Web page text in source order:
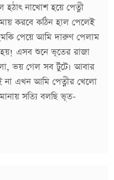
নাখোশ হয়ে পেত্নী
করবে কঠিন হাল পেলেই
পেয়ে আমি দারুণ পেলাম
এসব শুনে ভূতের রাজা
ভয় গেল সব টুঁটে। আবার
না এখন আমি পেত্নীর খেলো
সত্যি বলছি ভূত-